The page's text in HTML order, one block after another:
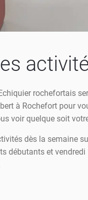
rochefortais
à Rochefort pour
voir quelque soit
dès la semaine
débutants et